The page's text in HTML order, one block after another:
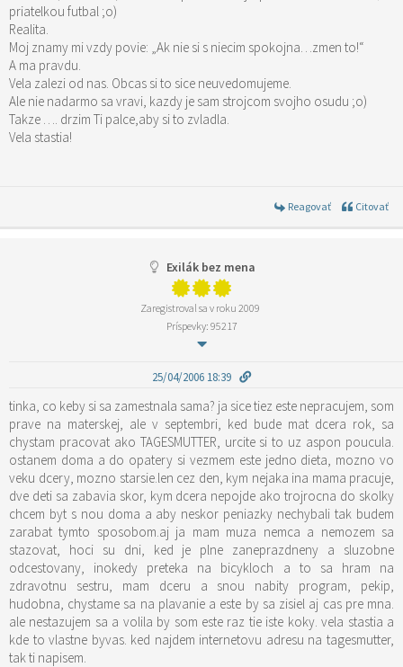
priatelkou futbal ;o)
Realita.
Moj znamy mi vzdy povie: „Ak nie si s niecim spokojna…zmen to!“
A ma pravdu.
Vela zalezi od nas. Obcas si to sice neuvedomujeme.
Ale nie nadarmo sa vravi, kazdy je sam strojcom svojho osudu ;o)
Takze …. drzim Ti palce,aby si to zvladla.
Vela stastia!
Reagovať Citovať
Exilák bez mena
Zaregistroval sa v roku 2009
Príspevky: 95217
25/04/2006 18:39
tinka, co keby si sa zamestnala sama? ja sice tiez este nepracujem, som
prave na materskej, ale v septembri, ked bude mat dcera rok, sa
chystam pracovat ako TAGESMUTTER, urcite si to uz aspon poucula.
ostanem doma a do opatery si vezmem este jedno dieta, mozno vo
veku dcery, mozno starsie.len cez den, kym nejaka ina mama pracuje,
dve deti sa zabavia skor, kym dcera nepojde ako trojrocna do skolky
chcem byt s nou doma a aby neskor peniazky nechybali tak budem
zarabat tymto sposobom.aj ja mam muza nemca a nemozem sa
stazovat, hoci su dni, ked je plne zaneprazdneny a sluzobne
odcestovany, inokedy preteka na bicykloch a to sa hram na
zdravotnu sestru, mam dceru a snou nabity program, pekip,
hudobna, chystame sa na plavanie a este by sa zisiel aj cas pre mna.
ale nestazujem sa a volila by som este raz tie iste koky. vela stastia a
kde to vlastne byvas. ked najdem internetovu adresu na tagesmutter,
tak ti napisem.